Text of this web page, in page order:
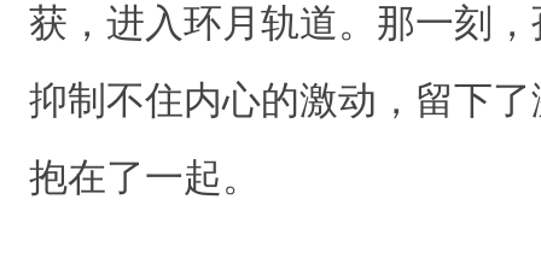
获，进入环月轨道。那一刻
抑制不住内心的激动，留下
抱在了一起。